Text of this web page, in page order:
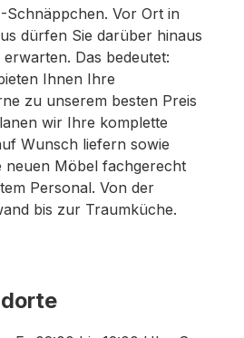
zurücknehmen und nicht
Verkauf erfolgt unter
Sach­mangelhaftung.
Arglist und Vorsatz
wegen
sowie bei grober
Vorsatz bleibt unbe­
Schnäppchen. Vor Ort in
dürfen Sie darüber hinaus
Das bedeutet:
Ihnen Ihre
zu unserem besten Preis
wir Ihre komplette
Wunsch liefern sowie
neuen Möbel fachgerecht
Personal. Von der
bis zur Traumküche.